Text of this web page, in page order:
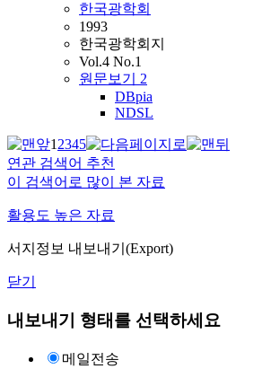
한국광학회
1993
한국광학회지
Vol.4 No.1
원문보기 2
DBpia
NDSL
12345
연관 검색어 추천
이 검색어로 많이 본 자료
활용도 높은 자료
서지정보 내보내기(Export)
닫기
내보내기 형태를 선택하세요
메일전송